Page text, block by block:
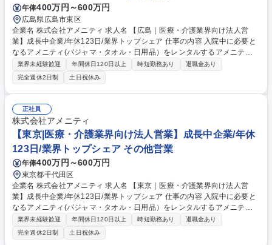
年俸400万円～600万円
広島県広島市東区
企業名 株式会社アメニティ 求人名 【広島｜医療・介護業界向け法人営
業】成長中企業/年休123日/業界トップシェア 仕事の内容 入院中に必要と
なるアメニティ(パジャマ・タオル・日用品）をレンタルするアメニティ
サポートシステムを提供している当社にて、病院・介護施設向けの提案営
業をお任せ致します。 アメニティのレンタルサービスの提案だけでなく、
人材派遣・紹介等幅広く事業展開しているため、多角的に提案ができるこ
ともポイントの一つです。社会貢献性も高く、今後の高齢化社会において
成長が見込める産業です。 また、病院や介護施設の業務軽減に貢献する事
で、患者様、利用者様へのサービス向上に直結する為、大変やりがいのあ
るお仕事です。 ★2007年の設立以来、従業員数2,600名を超える企業に成
長した優良企業！ 募集職種 【広島｜医療・介護業界向け法人営業】成長
中企業/年休123日/業界トップシェア
業界未経験歓迎 年間休日120日以上 時短勤務あり
退職金あり
完全週休2日制
土日祝休み
正社員
株式会社アメニティ
【東京|医療・介護業界向け法人営業】成長中企業/年休
123日/業界トップシェア その他営業
年俸400万円～600万円
東京都千代田区
企業名 株式会社アメニティ 求人名 【東京｜医療・介護業界向け法人営
業】成長中企業/年休123日/業界トップシェア 仕事の内容 入院中に必要と
なるアメニティ(パジャマ・タオル・日用品）をレンタルするアメニティ
サポートシステムを提供している当社にて、病院・介護施設向けの提案営
業をお任せ致します。 アメニティのレンタルサービスの提案だけでなく、
人材派遣・紹介等幅広く事業展開しているため、多角的に提案ができるこ
業界未経験歓迎 年間休日120日以上 時短勤務あり
退職金あり
完全週休2日制
土日祝休み